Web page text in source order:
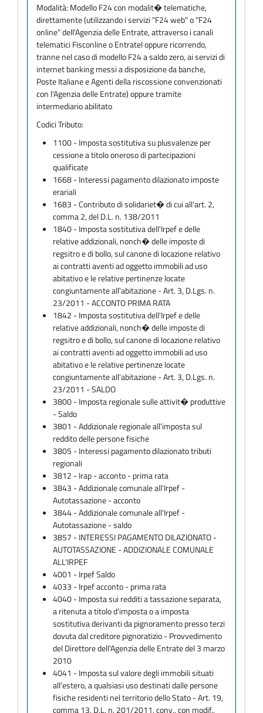
Modalità: Modello F24 con modalit� telematiche,
direttamente (utilizzando i servizi "F24 web" o "F24
online" dell'Agenzia delle Entrate, attraverso i canali
telematici Fisconline o Entratel oppure ricorrendo,
tranne nel caso di modello F24 a saldo zero, ai servizi di
internet banking messi a disposizione da banche,
Poste Italiane e Agenti della riscossione convenzionati
con l'Agenzia delle Entrate) oppure tramite
intermediario abilitato
Codici Tributo:
1100 - Imposta sostitutiva su plusvalenze per
cessione a titolo oneroso di partecipazioni
qualificate
1668 - Interessi pagamento dilazionato imposte
erariali
1683 - Contributo di solidariet� di cui all'art. 2,
comma 2, del D.L. n. 138/2011
1840 - Imposta sostitutiva dell'Irpef e delle
relative addizionali, nonch� delle imposte di
regsitro e di bollo, sul canone di locazione relativo
ai contratti aventi ad oggetto immobili ad uso
abitativo e le relative pertinenze locate
congiuntamente all'abitazione - Art. 3, D.Lgs. n.
23/2011 - ACCONTO PRIMA RATA
1842 - Imposta sostitutiva dell'Irpef e delle
relative addizionali, nonch� delle imposte di
regsitro e di bollo, sul canone di locazione relativo
ai contratti aventi ad oggetto immobili ad uso
abitativo e le relative pertinenze locate
congiuntamente all'abitazione - Art. 3, D.Lgs. n.
23/2011 - SALDO
3800 - Imposta regionale sulle attivit� produttive
- Saldo
3801 - Addizionale regionale all'imposta sul
reddito delle persone fisiche
3805 - Interessi pagamento dilazionato tributi
regionali
3812 - Irap - acconto - prima rata
3843 - Addizionale comunale all'Irpef -
Autotassazione - acconto
3844 - Addizionale comunale all'Irpef -
Autotassazione - saldo
3857 - INTERESSI PAGAMENTO DILAZIONATO -
AUTOTASSAZIONE - ADDIZIONALE COMUNALE
ALL'IRPEF
4001 - Irpef Saldo
4033 - Irpef acconto - prima rata
4040 - Imposta sui redditi a tassazione separata,
a ritenuta a titolo d'imposta o a imposta
sostitutiva derivanti da pignoramento presso terzi
dovuta dal creditore pignoratizio - Provvedimento
del Direttore dell'Agenzia delle Entrate del 3 marzo
2010
4041 - Imposta sul valore degli immobili situati
all'estero, a qualsiasi uso destinati dalle persone
fisiche residenti nel territorio dello Stato - Art. 19,
comma 13, D.L. n. 201/2011, conv., con modif.,